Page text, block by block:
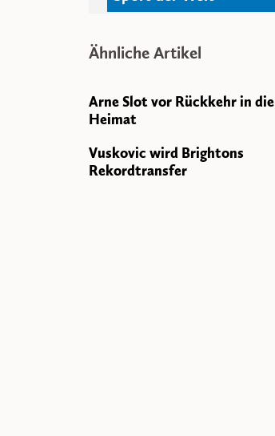
Ähnliche Artikel
Arne Slot vor Rückkehr in die
Heimat
Vuskovic wird Brightons
Rekordtransfer